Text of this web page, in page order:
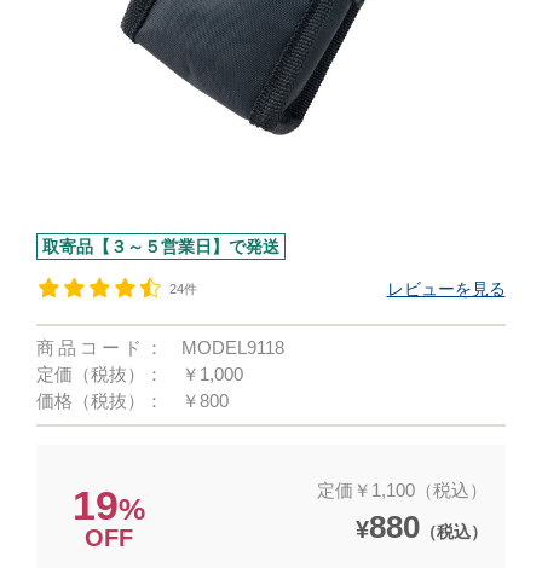
取寄品【３～５営業日】で発送
24件 レビューを見る
商品コード：
MODEL9118
定価（税抜）：
￥1,000
価格（税抜）：
￥800
19%
OFF
定価￥1,100（税込）
¥880（税込）